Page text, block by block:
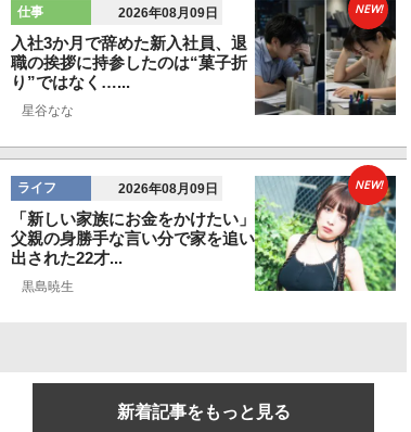
仕事 2026年08月09日
入社3か月で辞めた新入社員、退
職の挨拶に持参したのは“菓子折
り”ではなく…...
星谷なな
NEW!
ライフ 2026年08月09日
「新しい家族にお金をかけたい」
父親の身勝手な言い分で家を追い
出された22才...
黒島暁生
NEW!
新着記事をもっと見る